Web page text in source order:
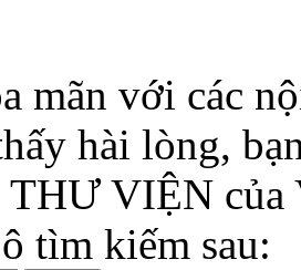
mãn với các
hài lòng,
THƯ VIỆN của
tìm kiếm sau: